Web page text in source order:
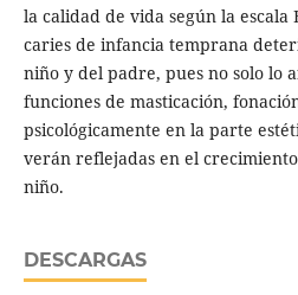
la calidad de vida según la escala
caries de infancia temprana
niño y del padre, pues no solo lo
funciones de masticación,
psicológicamente en la parte
verán reflejadas en el
niño.
DESCARGAS